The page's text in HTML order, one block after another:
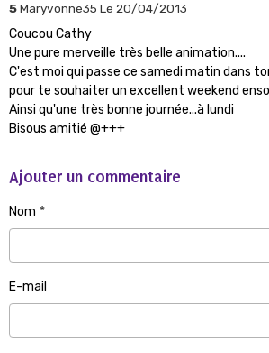
5Maryvonne35 Le 20/04/2013
Coucou Cathy
Une pure merveille très belle animation....
C'est moi qui passe ce samedi matin dans
pour te souhaiter un excellent weekend
Ainsi qu'une très bonne journée...à lundi
Bisous amitié @+++
Ajouter un commentaire
Nom
E-mail